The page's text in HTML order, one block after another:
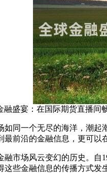
融盛宴：在国际期货直播间
同一个无尽的海洋，潮起
前沿的金融信息，更可以
市场风云变幻的历史。自
些金融信息的传播方式发